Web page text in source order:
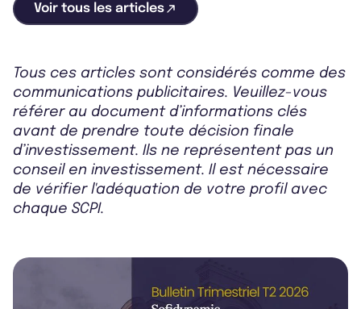
Voir tous les articles
Tous ces articles sont considérés comme des
communications publicitaires. Veuillez-vous
référer au document d’informations clés
avant de prendre toute décision finale
d’investissement. Ils ne représentent pas un
conseil en investissement. Il est nécessaire
de vérifier l'adéquation de votre profil avec
chaque SCPI.